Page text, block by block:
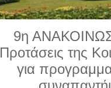
9η
Προτάσεις της
για